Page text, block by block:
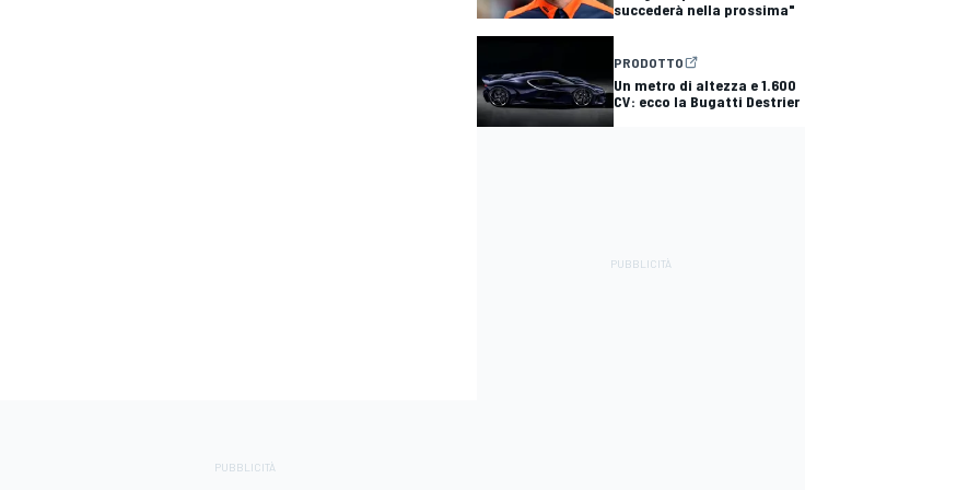
succederà nella prossima"
PRODOTTO
Un metro di altezza e 1.600
CV: ecco la Bugatti Destrier